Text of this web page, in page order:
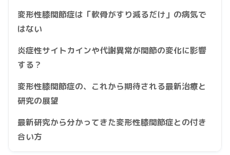
変形性膝関節症は「軟骨がすり減るだけ」の病気で
はない
炎症性サイトカインや代謝異常が関節の変化に影響
する？
変形性膝関節症の、これから期待される最新治療と
研究の展望
最新研究から分かってきた変形性膝関節症との付き
合い方